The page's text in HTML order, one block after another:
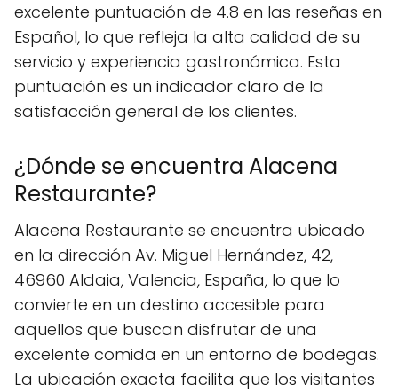
excelente puntuación de 4.8 en las reseñas en
Español, lo que refleja la alta calidad de su
servicio y experiencia gastronómica. Esta
puntuación es un indicador claro de la
satisfacción general de los clientes.
¿Dónde se encuentra Alacena
Restaurante?
Alacena Restaurante se encuentra ubicado
en la dirección Av. Miguel Hernández, 42,
46960 Aldaia, Valencia, España, lo que lo
convierte en un destino accesible para
aquellos que buscan disfrutar de una
excelente comida en un entorno de bodegas.
La ubicación exacta facilita que los visitantes